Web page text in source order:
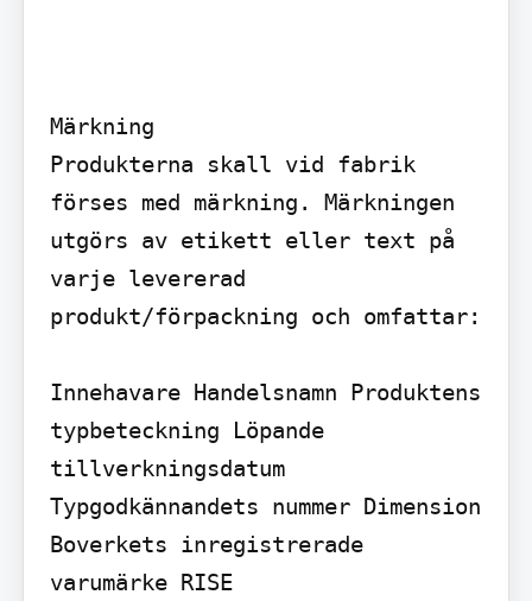
Märkning
Produkterna skall vid fabrik
förses med märkning. Märkningen
utgörs av etikett eller text på
varje levererad
produkt/förpackning och omfattar:
Innehavare Handelsnamn Produktens
typbeteckning Löpande
tillverkningsdatum
Typgodkännandets nummer Dimension
Boverkets inregistrerade
varumärke RISE